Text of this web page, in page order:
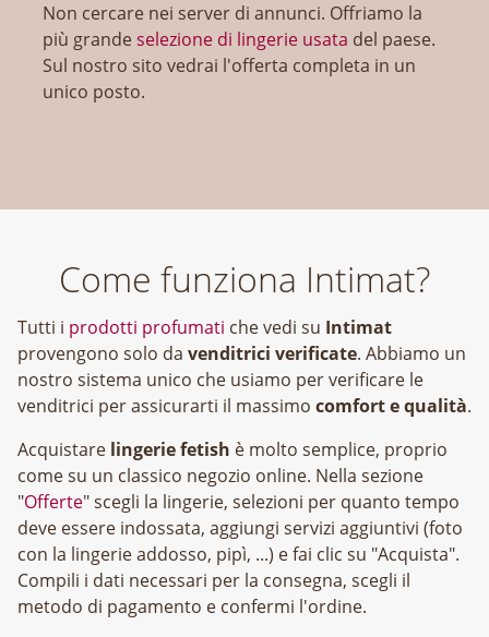
Non cercare nei server di annunci. Offriamo la
più grandeselezione di lingerie usata del paese.
Sul nostro sito vedrai l'offerta completa in un
unico posto.
Come funziona Intimat?
Tutti i prodotti profumati che vedi su Intimat
provengono solo da venditrici verificate. Abbiamo un
nostro sistema unico che usiamo per verificare le
venditrici per assicurarti il massimo comfort e qualità.
Acquistare lingerie fetish è molto semplice, proprio
come su un classico negozio online. Nella sezione
"Offerte" scegli la lingerie, selezioni per quanto tempo
deve essere indossata, aggiungi servizi aggiuntivi (foto
con la lingerie addosso, pipì, ...) e fai clic su "Acquista".
Compili i dati necessari per la consegna, scegli il
metodo di pagamento e confermi l'ordine.